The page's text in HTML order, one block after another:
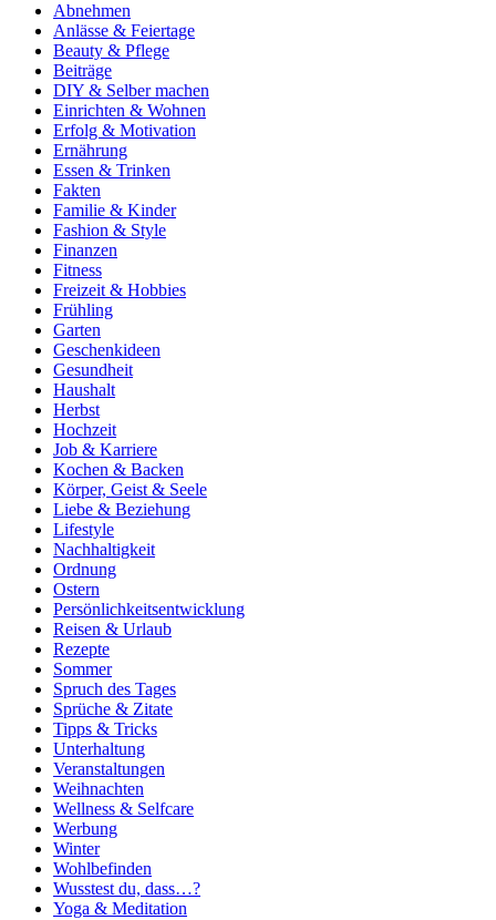
Abnehmen
Anlässe & Feiertage
Beauty & Pflege
Beiträge
DIY & Selber machen
Einrichten & Wohnen
Erfolg & Motivation
Ernährung
Essen & Trinken
Fakten
Familie & Kinder
Fashion & Style
Finanzen
Fitness
Freizeit & Hobbies
Frühling
Garten
Geschenkideen
Gesundheit
Haushalt
Herbst
Hochzeit
Job & Karriere
Kochen & Backen
Körper, Geist & Seele
Liebe & Beziehung
Lifestyle
Nachhaltigkeit
Ordnung
Ostern
Persönlichkeitsentwicklung
Reisen & Urlaub
Rezepte
Sommer
Spruch des Tages
Sprüche & Zitate
Tipps & Tricks
Unterhaltung
Veranstaltungen
Weihnachten
Wellness & Selfcare
Werbung
Winter
Wohlbefinden
Wusstest du, dass…?
Yoga & Meditation